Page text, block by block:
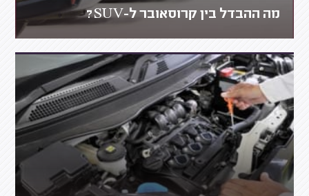
מה ההבדל בין קרוסאובר ל-SUV?